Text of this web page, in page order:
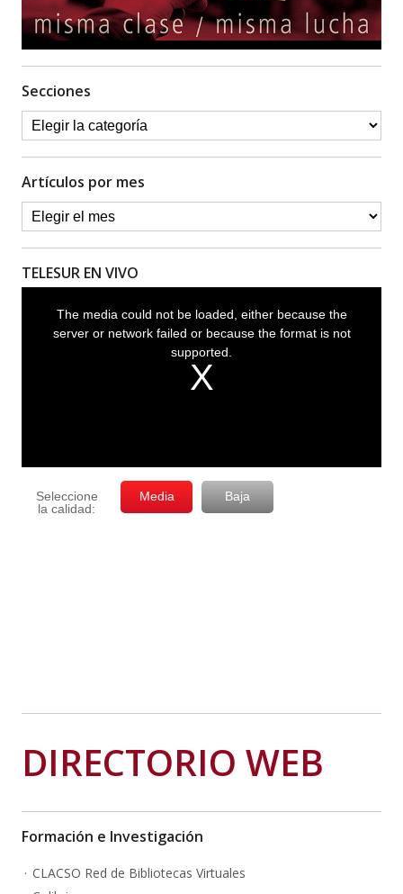
Secciones
Artículos por mes
TELESUR EN VIVO
DIRECTORIO WEB
Formación e Investigación
CLACSO Red de Bibliotecas Virtuales